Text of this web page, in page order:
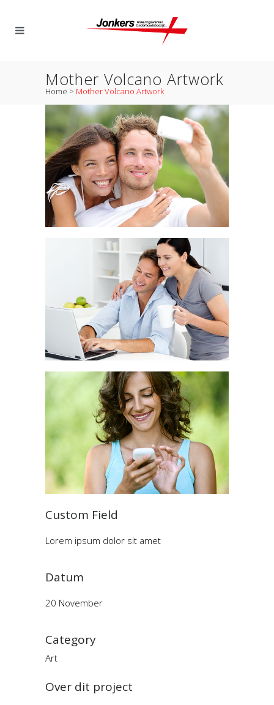
Mother Volcano Artwork
Home > Mother Volcano Artwork
Custom Field
Lorem ipsum dolor sit amet
Datum
20 November
Category
Art
Over dit project